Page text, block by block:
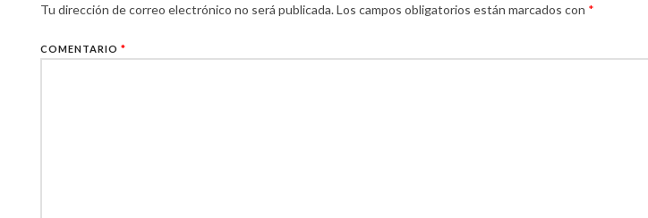
Tu dirección de correo electrónico no será publicada.Los campos obligatorios están marcados con *
COMENTARIO *